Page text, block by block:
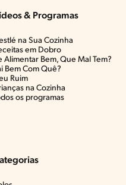
& Programas​
na Sua Cozinha
em Dobro
Alimentar Bem, Que Mal Tem?​
Bem Com Quê?​
Ruim​
na Cozinha​
os programas